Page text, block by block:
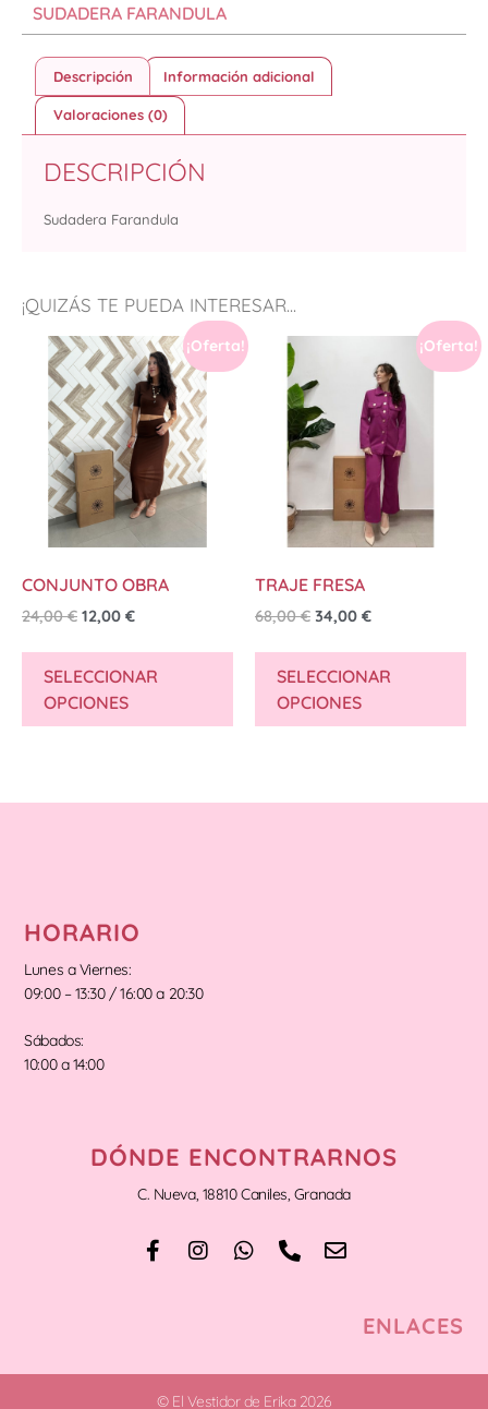
¡QUIZÁS TE PUEDA INTERESAR...
¡Oferta!
CONJUNTO OBRA
24,00€ 12,00 €
SELECCIONAR
OPCIONES
¡Oferta!
TRAJE FRESA
68,00€ 34,00 €
SELECCIONAR
OPCIONES
SUDADERA FARANDULA
Descripción Información adicional
Valoraciones (0)
DESCRIPCIÓN
Sudadera Farandula
HORARIO
Lunes a Viernes:
09:00 – 13:30 / 16:00 a 20:30
Sábados:
10:00 a 14:00
DÓNDE ENCONTRARNOS
C. Nueva, 18810 Caniles, Granada
ENLACES
© El Vestidor de Erika 2026